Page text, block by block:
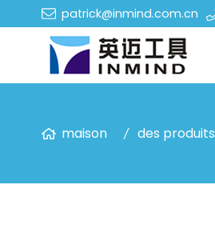
patrick@inmind.com.cn
maison des produits